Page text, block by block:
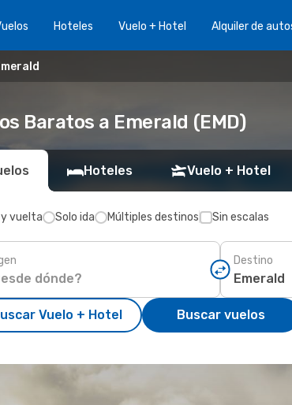
Hoteles Vuelo + Hotel Alquiler de
Baratos a Emerald (EMD)
Hoteles Vuelo + Hotel
y vuelta Solo ida Múltiples destinos Sin escalas
Destino
Vuelo + Hotel Buscar vuelos